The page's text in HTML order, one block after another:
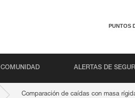
PUNTOS
COMUNIDAD ALERTAS DE
Comparación de caídas con masa